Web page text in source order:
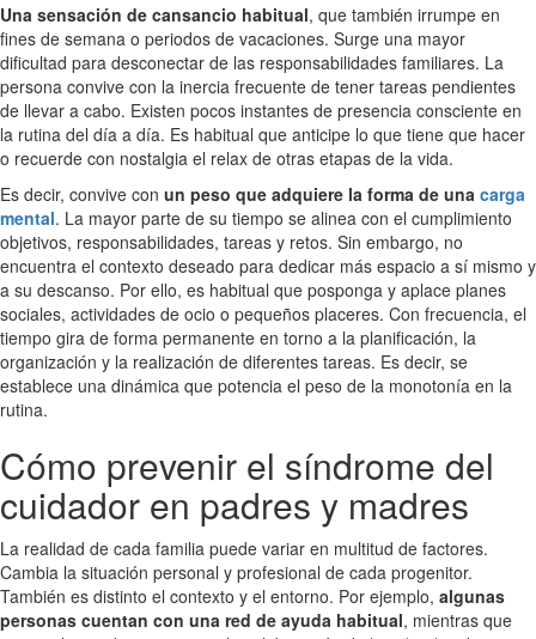
Una sensación de cansancio habitual, que también irrumpe en
fines de semana o periodos de vacaciones. Surge una mayor
dificultad para desconectar de las responsabilidades familiares. La
persona convive con la inercia frecuente de tener tareas pendientes
de llevar a cabo. Existen pocos instantes de presencia consciente en
la rutina del día a día. Es habitual que anticipe lo que tiene que hacer
o recuerde con nostalgia el relax de otras etapas de la vida.
Es decir, convive con un peso que adquiere la forma de una carga
mental. La mayor parte de su tiempo se alinea con el cumplimiento
objetivos, responsabilidades, tareas y retos. Sin embargo, no
encuentra el contexto deseado para dedicar más espacio a sí mismo y
a su descanso. Por ello, es habitual que posponga y aplace planes
sociales, actividades de ocio o pequeños placeres. Con frecuencia, el
tiempo gira de forma permanente en torno a la planificación, la
organización y la realización de diferentes tareas. Es decir, se
establece una dinámica que potencia el peso de la monotonía en la
rutina.
Cómo prevenir el síndrome del
cuidador en padres y madres
La realidad de cada familia puede variar en multitud de factores.
Cambia la situación personal y profesional de cada progenitor.
También es distinto el contexto y el entorno. Por ejemplo, algunas
personas cuentan con una red de ayuda habitual, mientras que